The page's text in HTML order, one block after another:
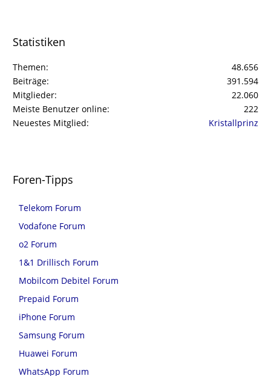
Statistiken
Themen
48.656
Beiträge
391.594
Mitglieder
22.060
Meiste Benutzer online
222
Neuestes Mitglied
Kristallprinz
Foren-Tipps
Telekom Forum
Vodafone Forum
o2 Forum
1&1 Drillisch Forum
Mobilcom Debitel Forum
Prepaid Forum
iPhone Forum
Samsung Forum
Huawei Forum
WhatsApp Forum